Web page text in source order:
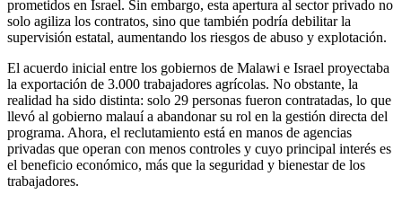
prometidos en Israel. Sin embargo, esta apertura al sector privado no
solo agiliza los contratos, sino que también podría debilitar la
supervisión estatal, aumentando los riesgos de abuso y explotación.
El acuerdo inicial entre los gobiernos de Malawi e Israel proyectaba
la exportación de 3.000 trabajadores agrícolas. No obstante, la
realidad ha sido distinta: solo 29 personas fueron contratadas, lo que
llevó al gobierno malauí a abandonar su rol en la gestión directa del
programa. Ahora, el reclutamiento está en manos de agencias
privadas que operan con menos controles y cuyo principal interés es
el beneficio económico, más que la seguridad y bienestar de los
trabajadores.